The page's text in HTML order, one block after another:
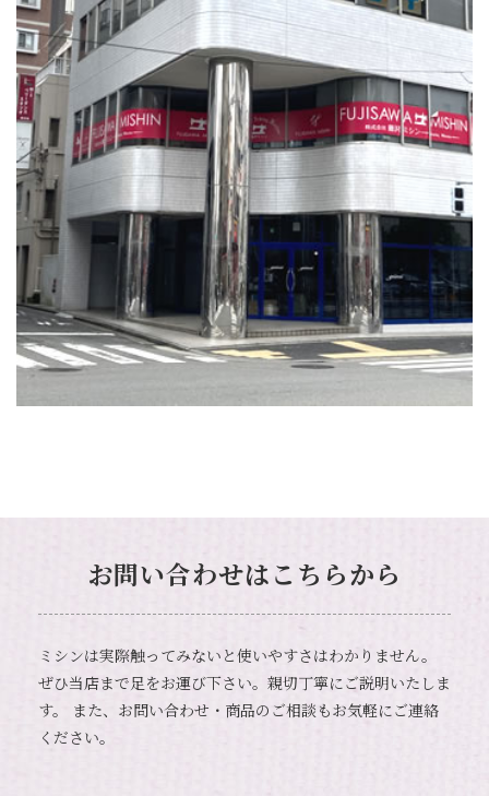
お問い合わせはこちらから
ミシンは実際触ってみないと使いやすさはわかりません。
ぜひ当店まで足をお運び下さい。親切丁寧にご説明いたしま
す。
また、お問い合わせ・商品のご相談もお気軽にご連絡
ください。